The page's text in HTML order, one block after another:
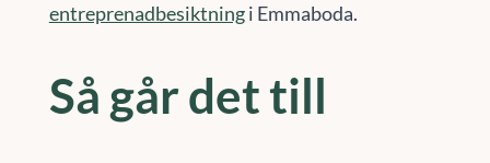
entreprenadbesiktningi Emmaboda.
Så går det till